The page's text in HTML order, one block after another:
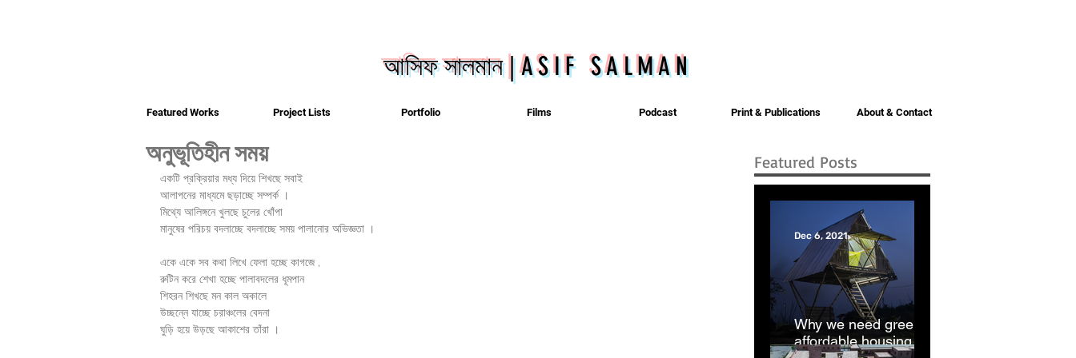
আসিফ সালমান|ASIF SALMAN
Featured Works Project Lists Portfolio Films Podcast Print & Publications About & Contact
অনুভূতিহীন সময়
একটি প্রক্রিয়ার মধ্য দিয়ে শিখছে সবাই
আলাপনের মাধ্যমে ছড়াচ্ছে সম্পর্ক ।
মিথ্যে আলিঙ্গনে খুলছে চুলের খোঁপা
মানুষের পরিচয় বদলাচ্ছে বদলাচ্ছে সময় পালানোর অভিজ্ঞতা ।
একে একে সব কথা লিখে ফেলা হচ্ছে কাগজে ,
রুটিন করে শেখা হচ্ছে পালাবদলের ধূমপান
শিহরন শিখছে মন কাল অকালে
উচ্ছন্নে যাচ্ছে চরাঞ্চলের বেদনা
ঘুড়ি হয়ে উড়ছে আকাশের তাঁরা ।
Featured Posts
Why we need green
affordable housing |
Dec 6, 2021